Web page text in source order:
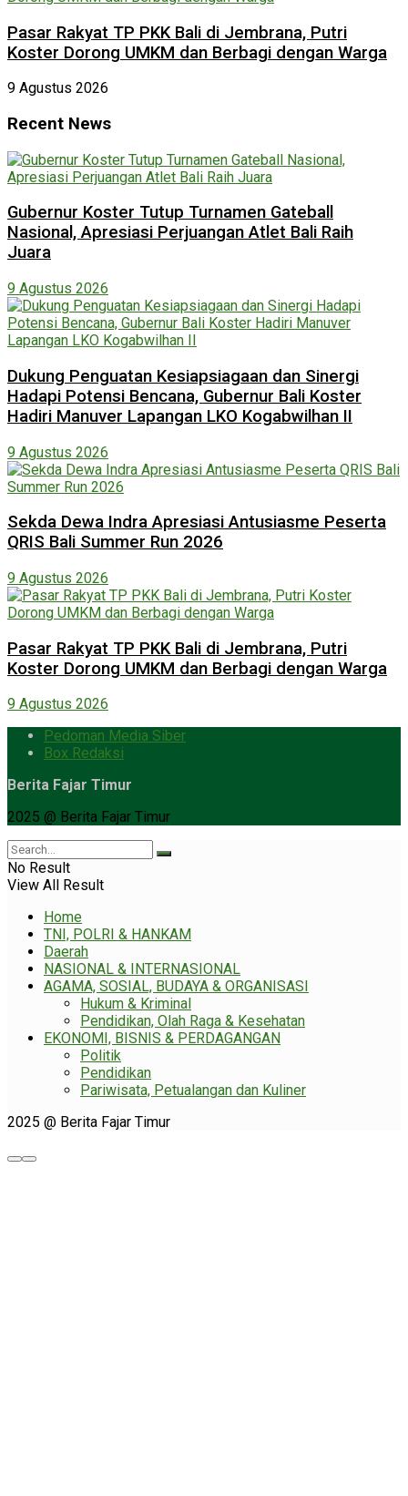
Pasar Rakyat TP PKK Bali di Jembrana, Putri
Koster Dorong UMKM dan Berbagi dengan Warga
9 Agustus 2026
Recent News
Gubernur Koster Tutup Turnamen Gateball
Nasional, Apresiasi Perjuangan Atlet Bali Raih
Juara
9 Agustus 2026
Dukung Penguatan Kesiapsiagaan dan Sinergi
Hadapi Potensi Bencana, Gubernur Bali Koster
Hadiri Manuver Lapangan LKO Kogabwilhan II
9 Agustus 2026
Sekda Dewa Indra Apresiasi Antusiasme Peserta
QRIS Bali Summer Run 2026
9 Agustus 2026
Pasar Rakyat TP PKK Bali di Jembrana, Putri
Koster Dorong UMKM dan Berbagi dengan Warga
9 Agustus 2026
Pedoman Media Siber
Box Redaksi
Berita Fajar Timur
2025 @ Berita Fajar Timur
No Result
View All Result
Home
TNI, POLRI & HANKAM
Daerah
NASIONAL & INTERNASIONAL
AGAMA, SOSIAL, BUDAYA & ORGANISASI
Hukum & Kriminal
Pendidikan, Olah Raga & Kesehatan
EKONOMI, BISNIS & PERDAGANGAN
Politik
Pendidikan
Pariwisata, Petualangan dan Kuliner
2025 @ Berita Fajar Timur